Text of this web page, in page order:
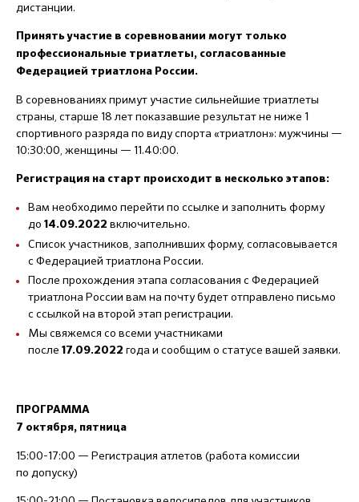
дистанции.
Принять участие в соревновании могут только
профессиональные триатлеты, согласованные
Федерацией триатлона России.
В соревнованиях примут участие сильнейшие триатлеты
страны, старше 18 лет показавшие результат не ниже 1
спортивного разряда по виду спорта «триатлон»: мужчины —
10:30:00, женщины — 11.40:00.
Регистрация на старт происходит в несколько этапов:
Вам необходимо перейти по ссылке и заполнить форму
до 14.09.2022 включительно.
Список участников, заполнивших форму, согласовывается
с Федерацией триатлона России.
После прохождения этапа согласования с Федерацией
триатлона России вам на почту будет отправлено письмо
с ссылкой на второй этап регистрации.
Мы свяжемся со всеми участниками
после 17.09.2022 года и сообщим о статусе вашей заявки.
ПРОГРАММА
7 октября, пятница
15:00-17:00 — Регистрация атлетов (работа комиссии
по допуску)